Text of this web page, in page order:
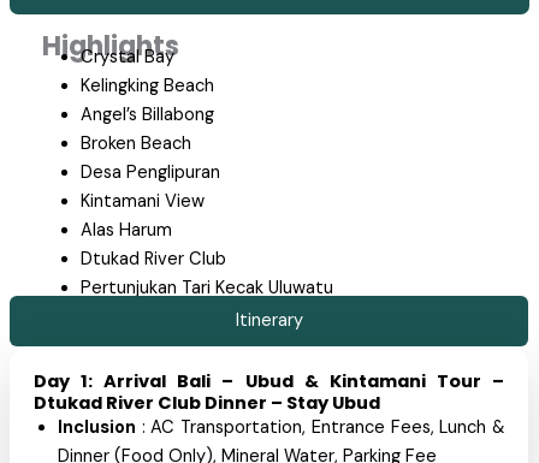
Highlights
Crystal Bay
Kelingking Beach
Angel’s Billabong
Broken Beach
Desa Penglipuran
Kintamani View
Alas Harum
Dtukad River Club
Pertunjukan Tari Kecak Uluwatu
Jimbaran Seafood Dinner
Itinerary
Day 1: Arrival Bali – Ubud & Kintamani Tour –
Dtukad River Club Dinner – Stay Ubud
Inclusion : AC Transportation, Entrance Fees, Lunch &
Dinner (Food Only), Mineral Water, Parking Fee